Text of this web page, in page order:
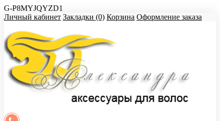
G-P8MYJQYZD1
Личный кабинет Закладки (0) Корзина Оформление заказа